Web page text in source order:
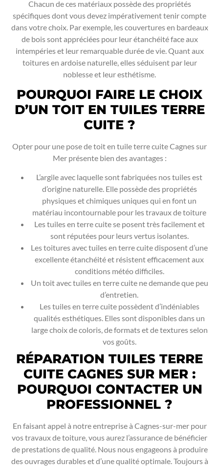
Chacun de ces matériaux possède des propriétés
spécifiques dont vous devez impérativement tenir compte
dans votre choix. Par exemple, les couvertures en bardeaux
de bois sont appréciées pour leur étanchéité face aux
intempéries et leur remarquable durée de vie. Quant aux
toitures en ardoise naturelle, elles séduisent par leur
noblesse et leur esthétisme.
POURQUOI FAIRE LE CHOIX
D’UN TOIT EN TUILES TERRE
CUITE ?
Opter pour une pose de toit en tuile terre cuite Cagnes sur
Mer présente bien des avantages :
L’argile avec laquelle sont fabriquées nos tuiles est
d’origine naturelle. Elle possède des propriétés
physiques et chimiques uniques qui en font un
matériau incontournable pour les travaux de toiture
Les tuiles en terre cuite se posent très facilement et
sont réputées pour leurs vertus isolantes.
Les toitures avec tuiles en terre cuite disposent d’une
excellente étanchéité et résistent efficacement aux
conditions météo difficiles.
Un toit avec tuiles en terre cuite ne demande que peu
d’entretien.
Les tuiles en terre cuite possèdent d’indéniables
qualités esthétiques. Elles sont disponibles dans un
large choix de coloris, de formats et de textures selon
vos goûts.
RÉPARATION TUILES TERRE
CUITE CAGNES SUR MER :
POURQUOI CONTACTER UN
PROFESSIONNEL ?
En faisant appel à notre entreprise à Cagnes-sur-mer pour
vos travaux de toiture, vous aurez l’assurance de bénéficier
de prestations de qualité. Nous nous engageons à produire
des ouvrages durables et d’une qualité optimale. Toujours à